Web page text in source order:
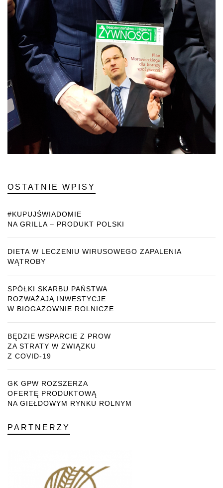
OSTATNIE WPISY
#KUPUJŚWIADOMIE
NA GRILLA – PRODUKT POLSKI
DIETA W LECZENIU WIRUSOWEGO ZAPALENIA
WĄTROBY
SPÓŁKI SKARBU PAŃSTWA
ROZWAŻAJĄ INWESTYCJE
W BIOGAZOWNIE ROLNICZE
BĘDZIE WSPARCIE Z PROW
ZA STRATY W ZWIĄZKU
Z COVID-19
GK GPW ROZSZERZA
OFERTĘ PRODUKTOWĄ
NA GIEŁDOWYM RYNKU ROLNYM
PARTNERZY